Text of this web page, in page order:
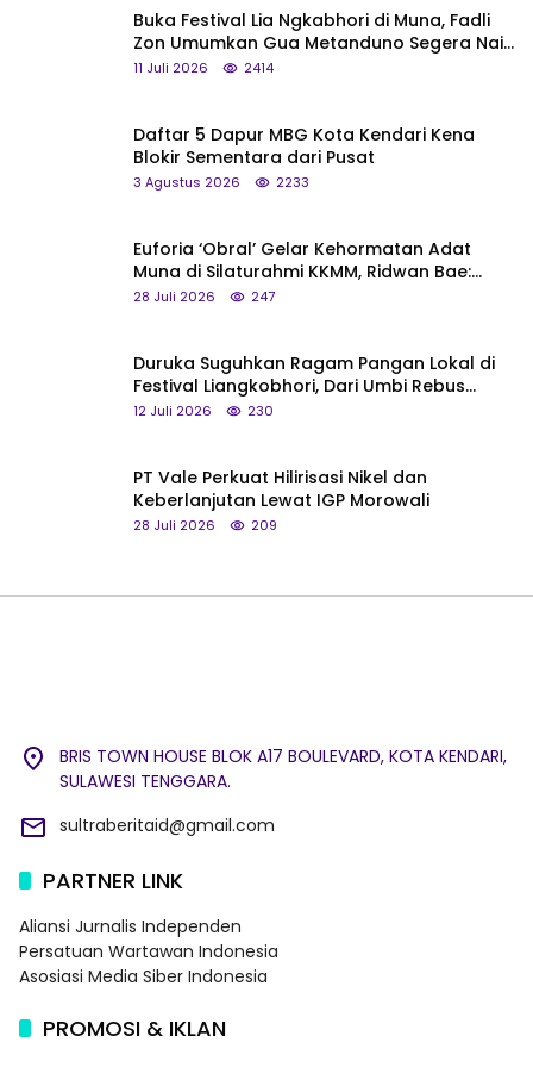
Buka Festival Lia Ngkabhori di Muna, Fadli
Zon Umumkan Gua Metanduno Segera Naik
Status Jadi Cagar Budaya Nasional
11 Juli 2026 2414
Daftar 5 Dapur MBG Kota Kendari Kena
Blokir Sementara dari Pusat
3 Agustus 2026 2233
Euforia ‘Obral’ Gelar Kehormatan Adat
Muna di Silaturahmi KKMM, Ridwan Bae:
Saya Bukan Tipe Begitu, Belum Pantas!
28 Juli 2026 247
Duruka Suguhkan Ragam Pangan Lokal di
Festival Liangkobhori, Dari Umbi Rebus
hingga Tumpeng Beras Muna
12 Juli 2026 230
PT Vale Perkuat Hilirisasi Nikel dan
Keberlanjutan Lewat IGP Morowali
28 Juli 2026 209
BRIS TOWN HOUSE BLOK A17 BOULEVARD, KOTA KENDARI,
SULAWESI TENGGARA.
sultraberitaid@gmail.com
PARTNER LINK
Aliansi Jurnalis Independen
Persatuan Wartawan Indonesia
Asosiasi Media Siber Indonesia
PROMOSI & IKLAN